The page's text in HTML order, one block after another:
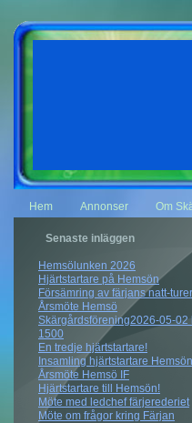
Hem Annonser Om
Senaste inläggen
Hemsölunken 2026
Hjärtstartare på Hemsön
Försämring av färjans natt-
Årsmöte Hemsö
Skärgårdsförening2026-05-02
1500
En tredje hjärtstartare!
Insamling hjärtstartare Hemsön
Årsmöte Hemsö IF
Hjärtstartare till Hemsön!
Möte med ledchef färjerederiet
Möte om frågor kring Färjan